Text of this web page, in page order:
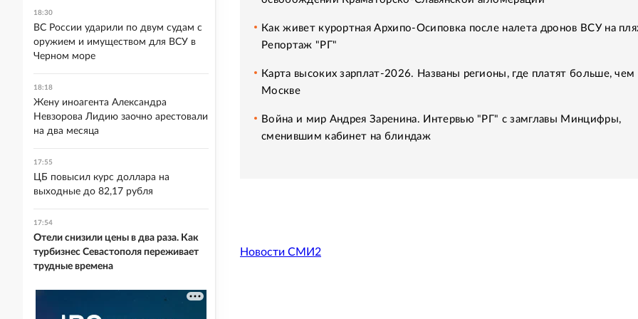
Как живет курортная Архипо-Осиповка после налета дронов ВСУ на
Репортаж "РГ"
Карта высоких зарплат-2026. Названы регионы, где платят больше, чем
Москве
Война и мир Андрея Заренина. Интервью "РГ" с замглавы Минцифры,
сменившим кабинет на блиндаж
Новости СМИ2
18:30
ВС России ударили по двум судам с
оружием и имуществом для ВСУ в
Черном море
18:18
Жену иноагента Александра
Невзорова Лидию заочно арестовали
на два месяца
17:55
ЦБ повысил курс доллара на
выходные до 82,17 рубля
17:54
Отели снизили цены в два раза. Как
турбизнес Севастополя переживает
трудные времена